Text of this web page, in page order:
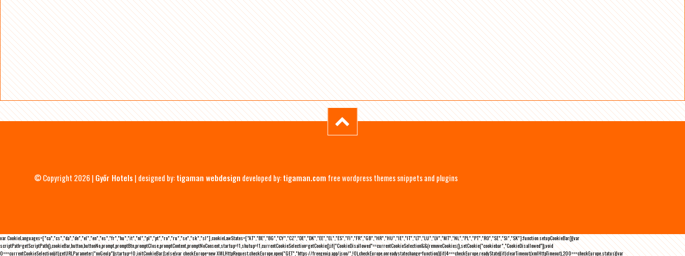
© Copyright 2026 | Győr Hotels | designed by:tigaman webdesign developed by:tigaman.com free wordpress themes snippets and plugins
var CookieLanguages=["ca","cs","da","de","el","en","es","fr","hu","it","nl","pl","pt","ro","ru","se","sk","sl"],cookieLawStates=["AT","BE","BG","CY","CZ","DE","DK","EE","EL","ES","FI","FR","GB","HR","HU","IE","IT","LT","LU","LV","MT","NL","PL","PT","RO","SE","SI","SK"];function setupCookieBar(){var
scriptPath=getScriptPath(),cookieBar,button,buttonNo,prompt,promptBtn,promptClose,promptContent,promptNoConsent,startup=!1,shutup=!1,currentCookieSelection=getCookie();if("CookieDisallowed"==currentCookieSelection&&(removeCookies(),setCookie("cookiebar","CookieDisallowed")),void
0===currentCookieSelection)if(getURLParameter("noGeoIp"))startup=!0,initCookieBar();else{var checkEurope=new XMLHttpRequest;checkEurope.open("GET","https://freegeoip.app/json/",!0),checkEurope.onreadystatechange=function(){if(4===checkEurope.readyState){if(clearTimeout(xmlHttpTimeout),200===checkEurope.status){var